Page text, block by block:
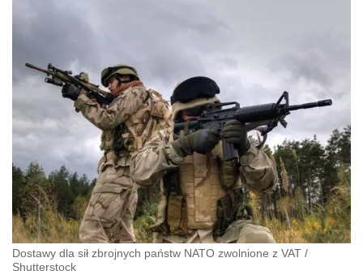
Dostawy dla sił zbrojnych państw NATO zwolnione z VAT /
Shutterstock